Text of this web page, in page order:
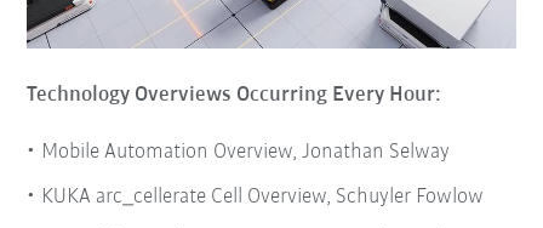
Technology Overviews Occurring Every Hour:
Mobile Automation Overview, Jonathan Selway
KUKA arc_cellerate Cell Overview, Schuyler Fowlow